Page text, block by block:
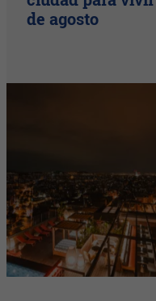
de agosto